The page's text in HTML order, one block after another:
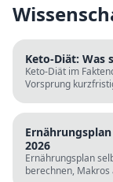
Keto-Diät: Was
Keto-Diät im
Vorsprung
2026
Ernährungsplan
berechnen,